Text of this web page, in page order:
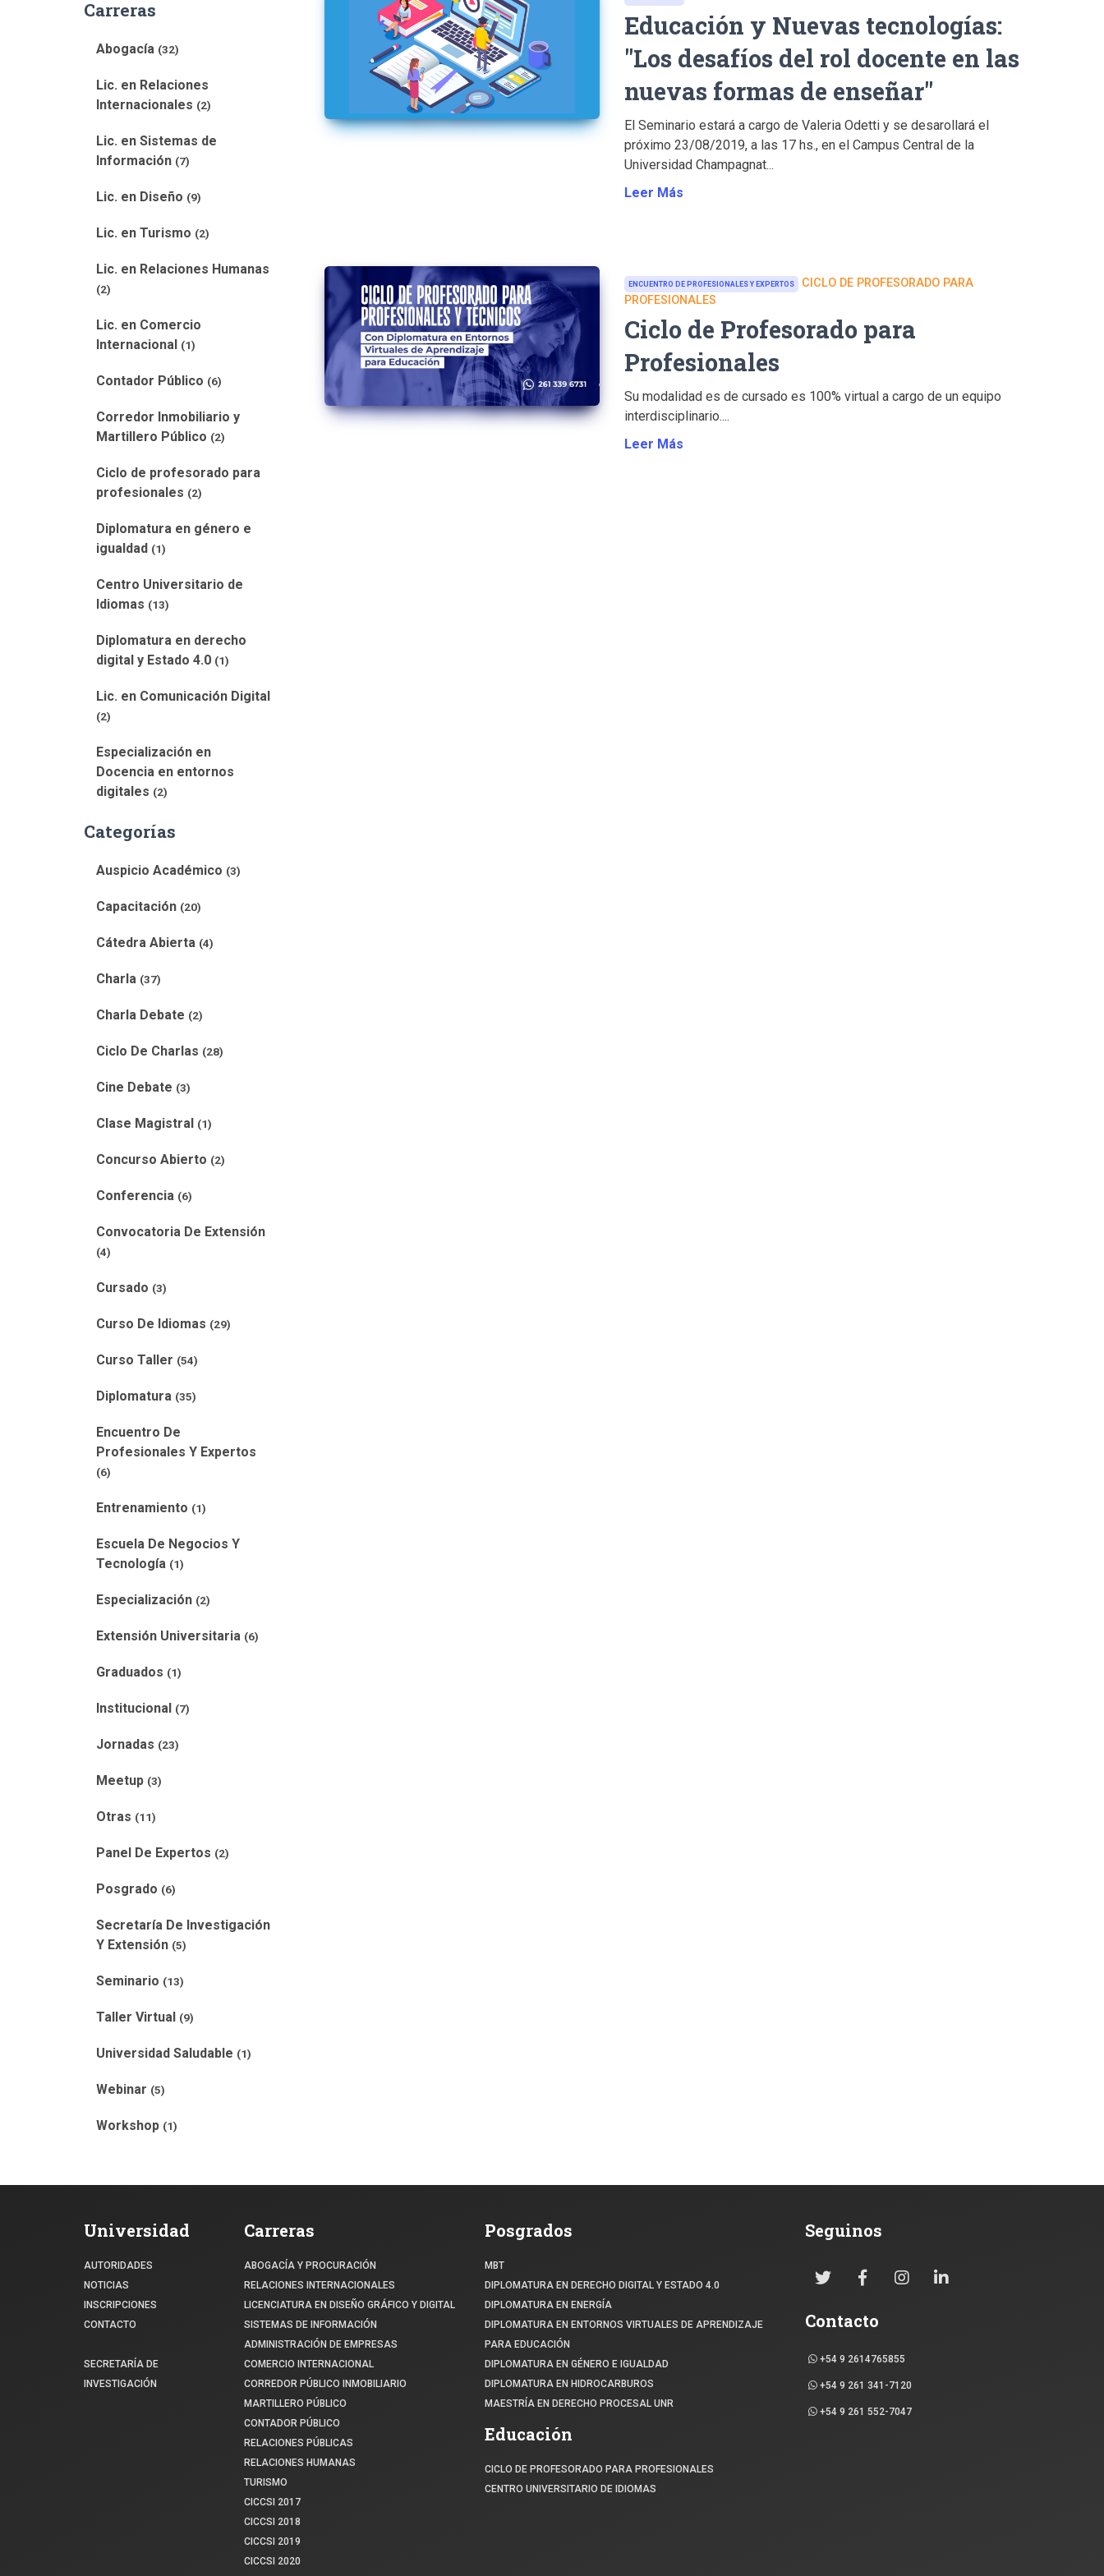
Carreras
Abogacía (32)
Lic. en Relaciones
Internacionales (2)
Lic. en Sistemas de
Información (7)
Lic. en Diseño (9)
Lic. en Turismo (2)
Lic. en Relaciones Humanas
(2)
Lic. en Comercio
Internacional (1)
Contador Público (6)
Corredor Inmobiliario y
Martillero Público (2)
Ciclo de profesorado para
profesionales (2)
Diplomatura en género e
igualdad (1)
Centro Universitario de
Idiomas (13)
Diplomatura en derecho
digital y Estado 4.0 (1)
Lic. en Comunicación Digital
(2)
Especialización en
Docencia en entornos
digitales (2)
Categorías
Auspicio Académico (3)
Capacitación (20)
Cátedra Abierta (4)
Charla (37)
Charla Debate (2)
Ciclo De Charlas (28)
Cine Debate (3)
Clase Magistral (1)
Concurso Abierto (2)
Conferencia (6)
Convocatoria De Extensión
(4)
Cursado (3)
Curso De Idiomas (29)
Curso Taller (54)
Diplomatura (35)
Encuentro De
Profesionales Y Expertos
(6)
Entrenamiento (1)
Escuela De Negocios Y
Tecnología (1)
Especialización (2)
Extensión Universitaria (6)
Graduados (1)
Institucional (7)
Jornadas (23)
Meetup (3)
Otras (11)
Panel De Expertos (2)
Posgrado (6)
Secretaría De Investigación
Y Extensión (5)
Seminario (13)
Taller Virtual (9)
Universidad Saludable (1)
Webinar (5)
Workshop (1)
Educación y Nuevas tecnologías:
"Los desafíos del rol docente en las
nuevas formas de enseñar"
El Seminario estará a cargo de Valeria Odetti y se desarollará el
próximo 23/08/2019, a las 17 hs., en el Campus Central de la
Universidad Champagnat...
Leer Más
ENCUENTRO DE PROFESIONALES Y EXPERTOS
CICLO DE PROFESORADO PARA
PROFESIONALES
Ciclo de Profesorado para
Profesionales
Su modalidad es de cursado es 100% virtual a cargo de un equipo
interdisciplinario....
Leer Más
Universidad
AUTORIDADES
NOTICIAS
INSCRIPCIONES
CONTACTO
SECRETARÍA DE
INVESTIGACIÓN
Carreras
ABOGACÍA Y PROCURACIÓN
RELACIONES INTERNACIONALES
LICENCIATURA EN DISEÑO GRÁFICO Y DIGITAL
SISTEMAS DE INFORMACIÓN
ADMINISTRACIÓN DE EMPRESAS
COMERCIO INTERNACIONAL
CORREDOR PÚBLICO INMOBILIARIO
MARTILLERO PÚBLICO
CONTADOR PÚBLICO
RELACIONES PÚBLICAS
RELACIONES HUMANAS
TURISMO
CICCSI 2017
CICCSI 2018
CICCSI 2019
CICCSI 2020
Posgrados
MBT
DIPLOMATURA EN DERECHO DIGITAL Y ESTADO 4.0
DIPLOMATURA EN ENERGÍA
DIPLOMATURA EN ENTORNOS VIRTUALES DE APRENDIZAJE
PARA EDUCACIÓN
DIPLOMATURA EN GÉNERO E IGUALDAD
DIPLOMATURA EN HIDROCARBUROS
MAESTRÍA EN DERECHO PROCESAL UNR
Educación
CICLO DE PROFESORADO PARA PROFESIONALES
CENTRO UNIVERSITARIO DE IDIOMAS
Seguinos
Contacto
+54 9 2614765855
+54 9 261 341-7120
+54 9 261 552-7047